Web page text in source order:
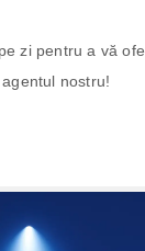
zi pentru a vă
nostru!